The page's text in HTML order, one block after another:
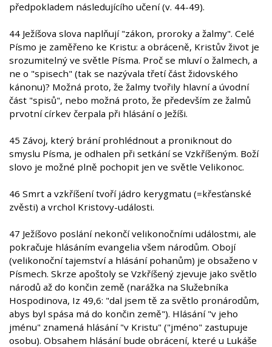
předpokladem následujícího učení (v. 44-49).
44 Ježíšova slova naplňují "zákon, proroky a žalmy". Celé
Písmo je zaměřeno ke Kristu: a obráceně, Kristův život je
srozumitelný ve světle Písma. Proč se mluví o žalmech, a
ne o "spisech" (tak se nazývala třetí část židovského
kánonu)? Možná proto, že žalmy tvořily hlavní a úvodní
část "spisů", nebo možná proto, že především ze žalmů
prvotní církev čerpala při hlásání o Ježíši.
45 Závoj, který brání prohlédnout a proniknout do
smyslu Písma, je odhalen při setkání se Vzkříšeným. Boží
slovo je možné plně pochopit jen ve světle Velikonoc.
46 Smrt a vzkříšení tvoří jádro kerygmatu (=křesťanské
zvěsti) a vrchol Kristovy-události.
47 Ježíšovo poslání nekončí velikonočními událostmi, ale
pokračuje hlásáním evangelia všem národům. Obojí
(velikonoční tajemství a hlásání pohanům) je obsaženo v
Písmech. Skrze apoštoly se Vzkříšený zjevuje jako světlo
národů až do končin země (narážka na Služebníka
Hospodinova, Iz 49,6: "dal jsem tě za světlo pronárodům,
abys byl spása má do končin země"). Hlásání "v jeho
jménu" znamená hlásání "v Kristu" ("jméno" zastupuje
osobu). Obsahem hlásání bude obrácení, které u Lukáše